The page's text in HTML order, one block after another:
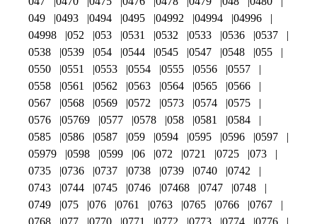
049
0493 0494 0495 04992 04994
04996
04998
052 053 0531 0532 0533 0536
0537
0538
0539 054 0544 0545 0547 0548
055
0550
0551 0553 0554 0555 0556
0557
0558
0561 0562 0563 0564 0565
0566
0567
0568 0569 0572 0573 0574
0575
0576
05769 0577 0578 058 0581
0584
0585
0586 0587 059 0594 0595 0596
0597
05979
0598 0599 06 072 0721 0725
073
0735
0736 0737 0738 0739 0740
0742
0743
0744 0745 0746 07468 0747
0748
0749
075 076 0761 0763 0765 0766
0767